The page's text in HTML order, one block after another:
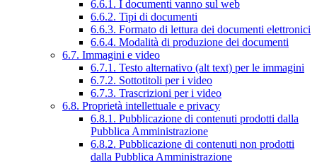
6.6.1. I documenti vanno sul web
6.6.2. Tipi di documenti
6.6.3. Formato di lettura dei documenti elettronici
6.6.4. Modalità di produzione dei documenti
6.7. Immagini e video
6.7.1. Testo alternativo (alt text) per le immagini
6.7.2. Sottotitoli per i video
6.7.3. Trascrizioni per i video
6.8. Proprietà intellettuale e privacy
6.8.1. Pubblicazione di contenuti prodotti dalla
Pubblica Amministrazione
6.8.2. Pubblicazione di contenuti non prodotti
dalla Pubblica Amministrazione